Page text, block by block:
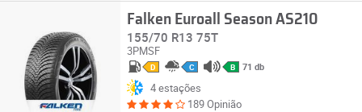
Falken Euroall Season AS210
155/70 R13 75T
3PMSF
D C B 71 db
4 estações
189 Opinião